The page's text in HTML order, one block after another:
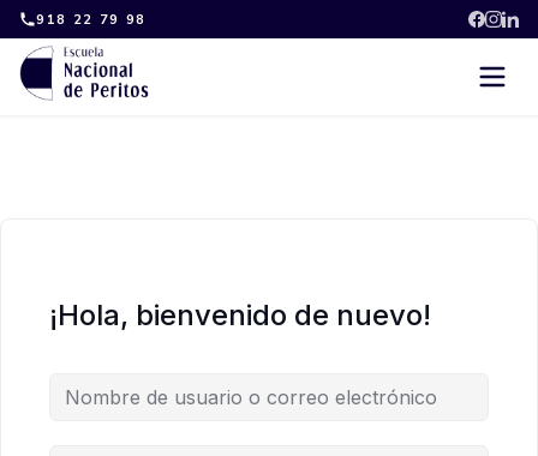
Skip
to
content
918 22 79 98
¡Hola, bienvenido de nuevo!